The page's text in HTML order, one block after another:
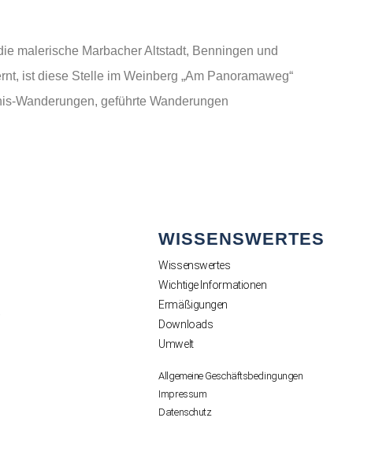
malerische Marbacher Altstadt, Benningen und
ist diese Stelle im Weinberg „Am Panoramaweg“
Wanderungen, geführte Wanderungen
WISSENSWERTES
Wissenswertes
Wichtige Informationen
Ermäßigungen
Downloads
Umwelt
Allgemeine Geschäftsbedingungen
Impressum
Datenschutz